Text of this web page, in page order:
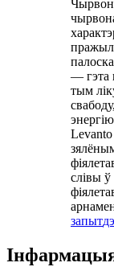
— гэта
тым
Levanto
слівы ў
запыт